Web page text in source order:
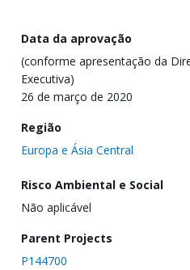
Data da aprovação
(conforme apresentação da
Executiva)
26 de março de 2020
Região
Europa e Ásia Central
Risco Ambiental e Social
Não aplicável
Parent Projects
P144700